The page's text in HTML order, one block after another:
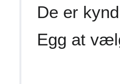
De er
Egg at